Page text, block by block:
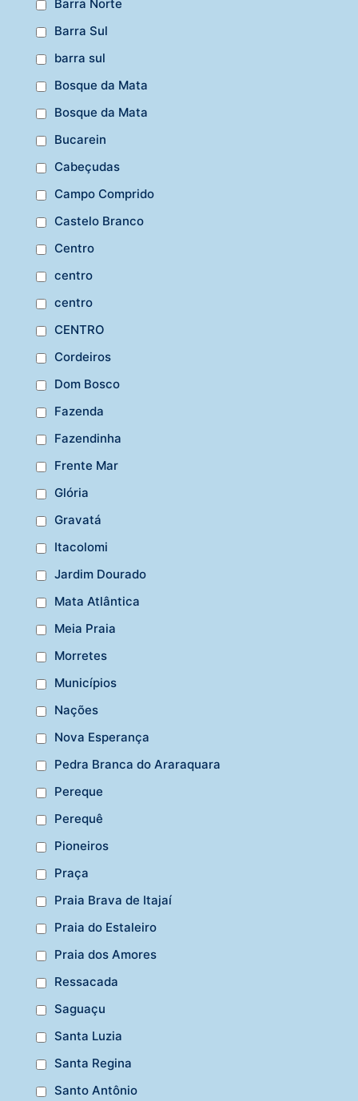
Barra Norte
Barra Sul
barra sul
Bosque da Mata
Bosque da Mata
Bucarein
Cabeçudas
Campo Comprido
Castelo Branco
Centro
centro
centro
CENTRO
Cordeiros
Dom Bosco
Fazenda
Fazendinha
Frente Mar
Glória
Gravatá
Itacolomi
Jardim Dourado
Mata Atlântica
Meia Praia
Morretes
Municípios
Nações
Nova Esperança
Pedra Branca do Araraquara
Pereque
Perequê
Pioneiros
Praça
Praia Brava de Itajaí
Praia do Estaleiro
Praia dos Amores
Ressacada
Saguaçu
Santa Luzia
Santa Regina
Santo Antônio